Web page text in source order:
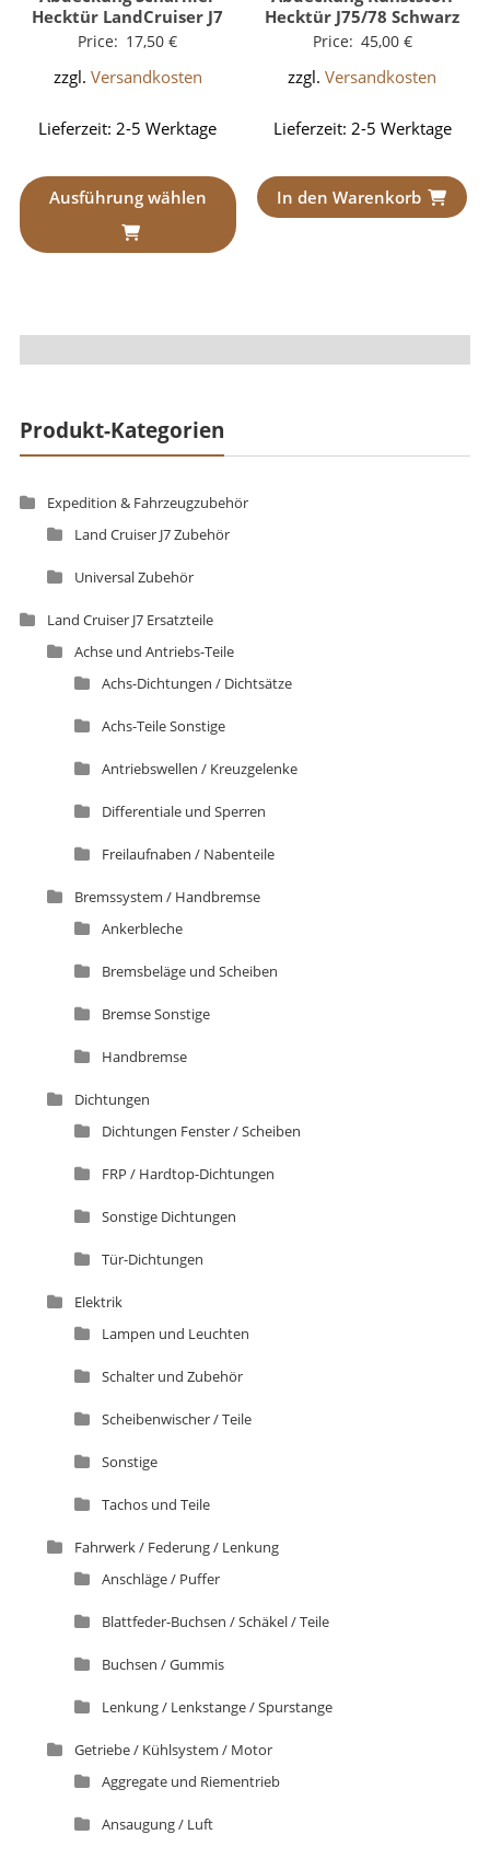
Hecktür LandCruiser J7
Price: 17,50€
zzgl. Versandkosten
Lieferzeit: 2-5 Werktage
Ausführung wählen
Hecktür J75/78 Schwarz
Price: 45,00 €
zzgl.Versandkosten
Lieferzeit: 2-5 Werktage
In den Warenkorb
Produkt-Kategorien
Expedition & Fahrzeugzubehör
Land Cruiser J7 Zubehör
Universal Zubehör
Land Cruiser J7 Ersatzteile
Achse und Antriebs-Teile
Achs-Dichtungen / Dichtsätze
Achs-Teile Sonstige
Antriebswellen / Kreuzgelenke
Differentiale und Sperren
Freilaufnaben / Nabenteile
Bremssystem / Handbremse
Ankerbleche
Bremsbeläge und Scheiben
Bremse Sonstige
Handbremse
Dichtungen
Dichtungen Fenster / Scheiben
FRP / Hardtop-Dichtungen
Sonstige Dichtungen
Tür-Dichtungen
Elektrik
Lampen und Leuchten
Schalter und Zubehör
Scheibenwischer / Teile
Sonstige
Tachos und Teile
Fahrwerk / Federung / Lenkung
Anschläge / Puffer
Blattfeder-Buchsen / Schäkel / Teile
Buchsen / Gummis
Lenkung / Lenkstange / Spurstange
Getriebe / Kühlsystem / Motor
Aggregate und Riementrieb
Ansaugung / Luft